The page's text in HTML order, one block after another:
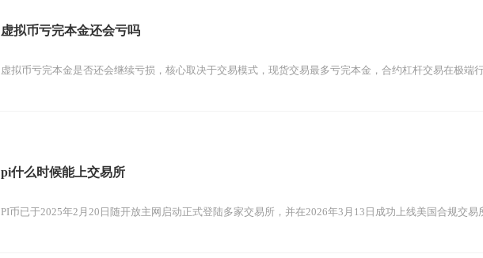
虚拟币亏完本金还会亏吗
虚拟币亏完本金是否还会继续亏损，核心取决于交易模式，现货交易最多亏完本金，合约杠杆交易在极端
pi什么时候能上交易所
PI币已于2025年2月20日随开放主网启动正式登陆多家交易所，并在2026年3月13日成功上线美国合规交易所